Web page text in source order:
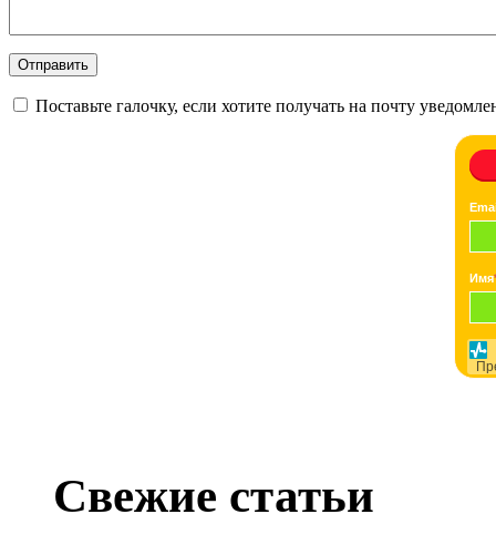
Поставьте галочку, если хотите получать на почту
Имя
Свежие статьи